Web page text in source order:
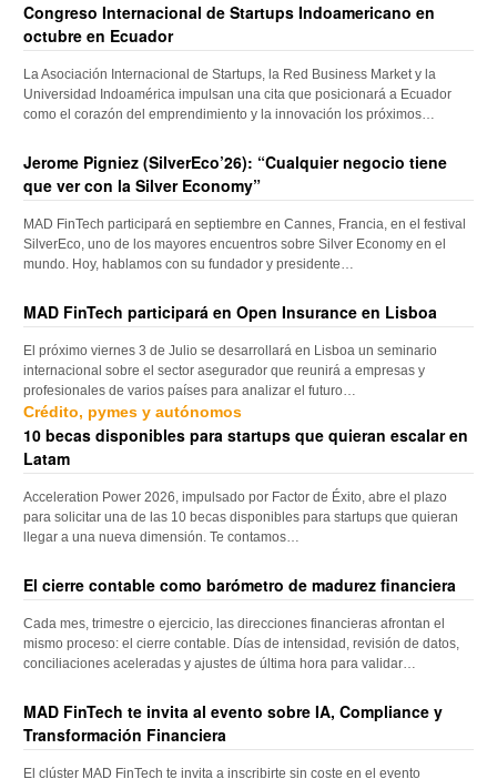
Congreso Internacional de Startups Indoamericano en
octubre en Ecuador
La Asociación Internacional de Startups, la Red Business Market y la
Universidad Indoamérica impulsan una cita que posicionará a Ecuador
como el corazón del emprendimiento y la innovación los próximos…
Jerome Pigniez (SilverEco’26): “Cualquier negocio tiene
que ver con la Silver Economy”
MAD FinTech participará en septiembre en Cannes, Francia, en el festival
SilverEco, uno de los mayores encuentros sobre Silver Economy en el
mundo. Hoy, hablamos con su fundador y presidente…
MAD FinTech participará en Open Insurance en Lisboa
El próximo viernes 3 de Julio se desarrollará en Lisboa un seminario
internacional sobre el sector asegurador que reunirá a empresas y
profesionales de varios países para analizar el futuro…
Crédito, pymes y autónomos
10 becas disponibles para startups que quieran escalar en
Latam
Acceleration Power 2026, impulsado por Factor de Éxito, abre el plazo
para solicitar una de las 10 becas disponibles para startups que quieran
llegar a una nueva dimensión. Te contamos…
El cierre contable como barómetro de madurez financiera
Cada mes, trimestre o ejercicio, las direcciones financieras afrontan el
mismo proceso: el cierre contable. Días de intensidad, revisión de datos,
conciliaciones aceleradas y ajustes de última hora para validar…
MAD FinTech te invita al evento sobre IA, Compliance y
Transformación Financiera
El clúster MAD FinTech te invita a inscribirte sin coste en el evento